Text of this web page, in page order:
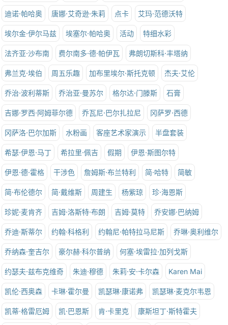
迪诺·帕哈奥 唐娜·艾奇逊·朱莉 点卡 艾玛·范德沃特
埃尔金·伊尔马兹 埃塞尔·帕哈奥 活动 特细水彩
法齐亚·沙布南 费尔南多·德·帕伊瓦 弗朗切斯科·丰塔纳
弗兰克·埃伯 周五乐趣 加布里埃尔·斯托克顿 杰夫·艾伦
乔治·波利蒂斯 乔治亚·曼苏尔 格尔达·门滕斯 石膏
吉娜·罗西·阿姆菲尔德 乔瓦尼·巴尔扎拉尼 冈萨罗·西德
冈萨洛·巴尔加斯 水粉画 客座艺术家演示 半盘套装
希瑟·伊恩·马丁 希拉里·佩吉 假期 伊恩·斯图尔特
伊恩·德·霍格 干涉色 詹姆斯·布兰特利 简·哈特 简敏
简·布伦德尔 简·戴维斯 周建生 杨紫琼 珍·海恩斯
珍妮·麦肯齐 吉姆·洛斯特·布朗 吉姆·莫特 乔安娜·巴纳姆
乔迪·斯蒂尔 约翰·科格利 约翰尼·帕特拉马尼斯 乔琳·奥利维尔
乔纳森·奎吉尔 豪尔赫·科尔普纳 何塞·埃雷拉·加列戈斯
约瑟夫·兹布克维奇 朱迪·穆德 朱莉·安·卡尔森 Karen Mai
凯伦·西奥森 卡琳·霍尔曼 凯瑟琳·康诺弗 凯瑟琳·麦克尔韦恩
凯蒂·格雷厄姆 凯·巴恩斯 肯·卡里克 康斯坦丁·斯特霍夫